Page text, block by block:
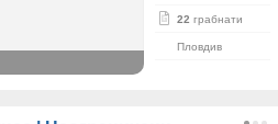
22 грабнати
Пловдив